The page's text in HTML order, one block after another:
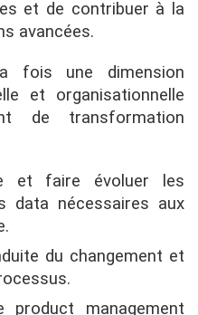
et de contribuer à la
avancées.
fois une dimension
et organisationnelle
de transformation
et faire évoluer les
data nécessaires aux
du changement et
product management